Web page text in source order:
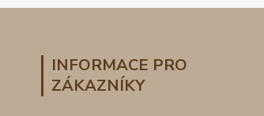
INFORMACE PRO
ZÁKAZNÍKY